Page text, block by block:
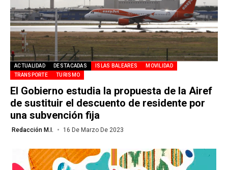
ACTUALIDAD DESTACADAS ISLAS BALEARES
MOVILIDAD
TRANSPORTE
TURISMO
El Gobierno estudia la propuesta de la Airef
de sustituir el descuento de residente por
una subvención fija
Redacción M.I. 16 De Marzo De 2023